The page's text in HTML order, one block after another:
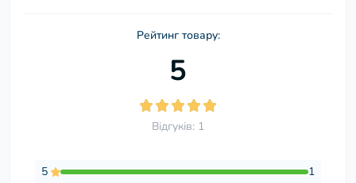
Рейтинг товару:
5
Відгуків: 1
5
1